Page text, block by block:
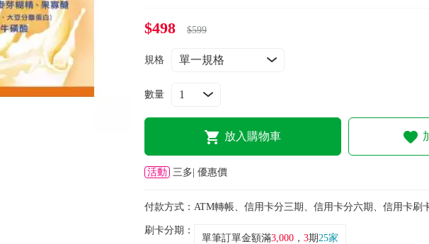
$498 $599
規格
數量
放入購物車
活動 三多| 優惠價
付款方式： ATM轉帳、信用卡分三期、信用卡分六期、信用卡刷
刷卡分期：
單筆訂單金額滿3,000 ， 3期25家